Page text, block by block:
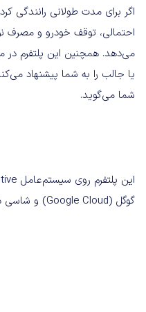
اگر برای مدت طولانی رانندگی
احتمالی، توقف خودرو و مصرف
می‌دهد. همچنین این پلتفرم در
یا جالب را به شما پیشنهاد
شما می‌گوید.
گوگل (Google Cloud) و شاسی دیجیتالی اسنپدراگون کار خواهد کرد.